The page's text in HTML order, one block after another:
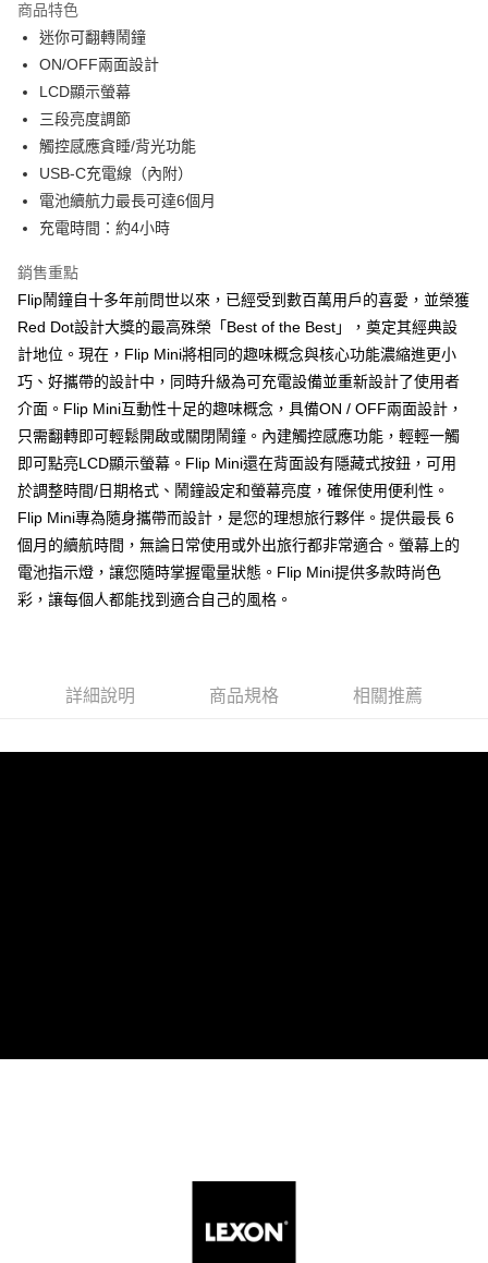
合作金庫商業銀行
華南商業銀行
上海商業儲蓄銀行
國泰世華商業銀行
臺灣中小企業銀行
匯豐（台灣）商業銀行
聯邦商業銀行
元大商業銀行
玉山商業銀行
台新國際商業銀行
6 期 0 利率 每期
華南商業銀行
上海商業儲蓄銀行
國泰世華商業銀行
臺灣中小企業銀行
匯豐（台灣）商業銀行
聯邦商業銀行
元大商業銀行
玉山商業銀行
台灣樂天信用卡公司
LINE Pay
Apple Pay
ATM付款
運送方式
付款後全家取貨
付款後7-11取貨
每筆NT$80，滿NT$1,000(含以上)免運費
每筆NT$120，滿NT$1,000(含以上)免運費
黑貓宅配(離島)
每筆NT$250，滿NT$2,000(含以上)免運費
付款後門市自取
每筆NT$120，滿NT$1,000(含以上)免運費
商品特色
迷你可翻轉鬧鐘
ON/OFF兩面設計
LCD顯示螢幕
三段亮度調節
觸控感應貪睡/背光功能
USB-C充電線（內附）
電池續航力最長可達6個月
充電時間：約4小時
銷售重點
Flip鬧鐘自十多年前問世以來，已經受到數百萬用戶的喜愛，並榮獲
Red Dot設計大獎的最高殊榮「Best of the Best」，奠定其經典設
計地位。現在，Flip Mini將相同的趣味概念與核心功能濃縮進更小
巧、好攜帶的設計中，同時升級為可充電設備並重新設計了使用者
介面。Flip Mini互動性十足的趣味概念，具備ON / OFF兩面設計，
只需翻轉即可輕鬆開啟或關閉鬧鐘。內建觸控感應功能，輕輕一觸
即可點亮LCD顯示螢幕。Flip Mini還在背面設有隱藏式按鈕，可用
於調整時間/日期格式、鬧鐘設定和螢幕亮度，確保使用便利性。
Flip Mini專為隨身攜帶而設計，是您的理想旅行夥伴。提供最長 6
個月的續航時間，無論日常使用或外出旅行都非常適合。螢幕上的
電池指示燈，讓您隨時掌握電量狀態。Flip Mini提供多款時尚色
彩，讓每個人都能找到適合自己的風格。
詳細說明 商品規格 相關推薦